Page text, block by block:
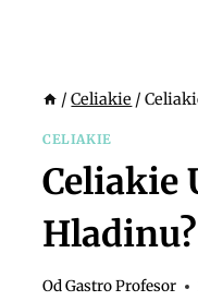
/ Celiakie /
CELIAKIE
Celiakie
Hladinu?
OdGastro Profesor